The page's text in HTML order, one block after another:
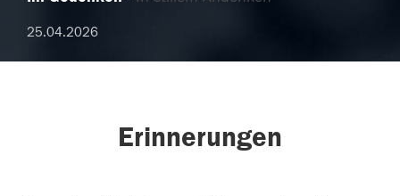
25.04.2026
Erinnerungen